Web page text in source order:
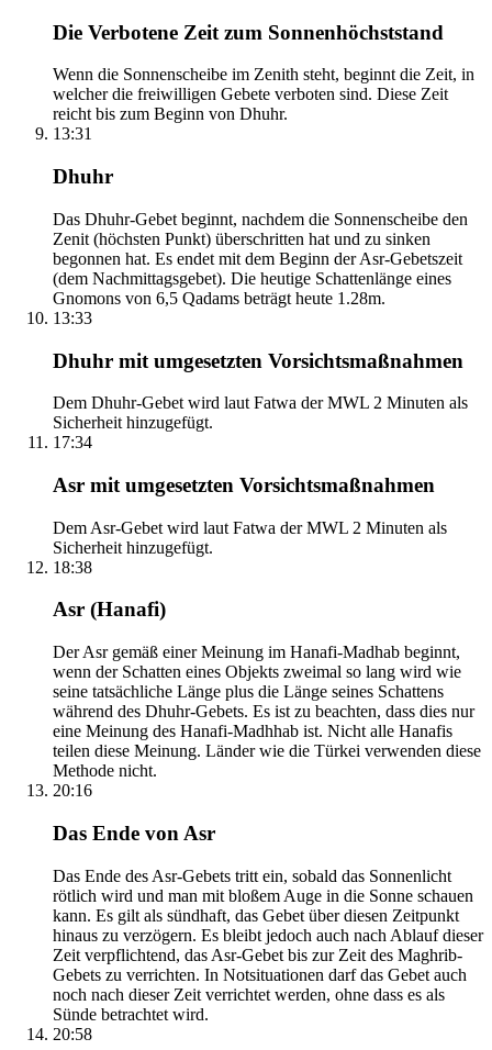
Die Verbotene Zeit zum Sonnenhöchststand
Wenn die Sonnenscheibe im Zenith steht, beginnt die Zeit, in
welcher die freiwilligen Gebete verboten sind. Diese Zeit
reicht bis zum Beginn von Dhuhr.
13:31
Dhuhr
Das Dhuhr-Gebet beginnt, nachdem die Sonnenscheibe den
Zenit (höchsten Punkt) überschritten hat und zu sinken
begonnen hat. Es endet mit dem Beginn der Asr-Gebetszeit
(dem Nachmittagsgebet). Die heutige Schattenlänge eines
Gnomons von 6,5 Qadams beträgt heute 1.28m.
13:33
Dhuhr mit umgesetzten Vorsichtsmaßnahmen
Dem Dhuhr-Gebet wird laut Fatwa der MWL 2 Minuten als
Sicherheit hinzugefügt.
17:34
Asr mit umgesetzten Vorsichtsmaßnahmen
Dem Asr-Gebet wird laut Fatwa der MWL 2 Minuten als
Sicherheit hinzugefügt.
18:38
Asr (Hanafi)
Der Asr gemäß einer Meinung im Hanafi-Madhab beginnt,
wenn der Schatten eines Objekts zweimal so lang wird wie
seine tatsächliche Länge plus die Länge seines Schattens
während des Dhuhr-Gebets. Es ist zu beachten, dass dies nur
eine Meinung des Hanafi-Madhhab ist. Nicht alle Hanafis
teilen diese Meinung. Länder wie die Türkei verwenden diese
Methode nicht.
20:16
Das Ende von Asr
Das Ende des Asr-Gebets tritt ein, sobald das Sonnenlicht
rötlich wird und man mit bloßem Auge in die Sonne schauen
kann. Es gilt als sündhaft, das Gebet über diesen Zeitpunkt
hinaus zu verzögern. Es bleibt jedoch auch nach Ablauf dieser
Zeit verpflichtend, das Asr-Gebet bis zur Zeit des Maghrib-
Gebets zu verrichten. In Notsituationen darf das Gebet auch
noch nach dieser Zeit verrichtet werden, ohne dass es als
Sünde betrachtet wird.
20:58